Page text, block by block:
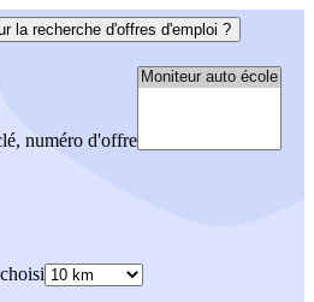
la recherche d'offres d'emploi ?
numéro d'offre